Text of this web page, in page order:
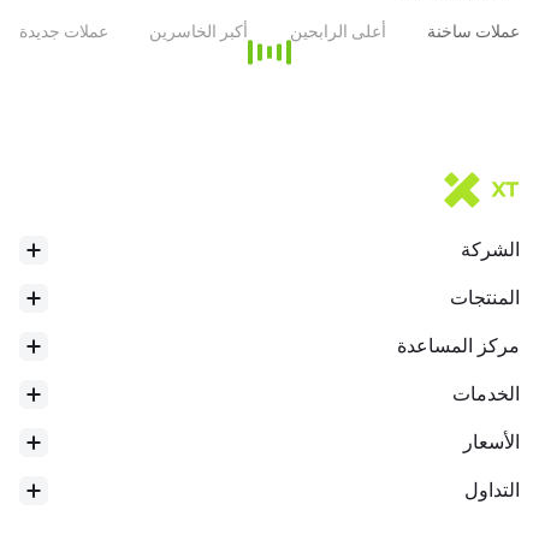
* هذه المقدمة تم إنشاؤها بواسطة ترجمة الذكاء الاصطناعي وهي للرجوع
عملات ساخنة أعلى الرابحين أكبر الخاسرين عملات جديدة
الشركة
المنتجات
مركز المساعدة
الخدمات
الأسعار
التداول